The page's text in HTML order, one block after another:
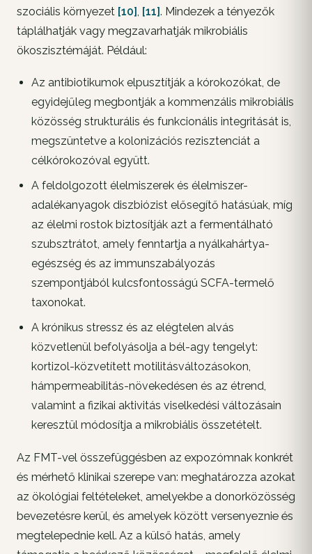
szociális környezet [10], [11]. Mindezek a tényezők
táplálhatják vagy megzavarhatják mikrobiális
ökoszisztémáját. Például:
Az antibiotikumok elpusztítják a kórokozókat, de
egyidejűleg megbontják a kommenzális mikrobiális
közösség strukturális és funkcionális integritását is,
megszüntetve a kolonizációs rezisztenciát a
célkórokozóval együtt.
A feldolgozott élelmiszerek és élelmiszer-
adalékanyagok diszbiózist elősegítő hatásúak, míg
az élelmi rostok biztosítják azt a fermentálható
szubsztrátot, amely fenntartja a nyálkahártya-
egészség és az immunszabályozás
szempontjából kulcsfontosságú SCFA-termelő
taxonokat.
A krónikus stressz és az elégtelen alvás
közvetlenül befolyásolja a bél-agy tengelyt:
kortizol-közvetített motilitásváltozásokon,
hámpermeabilitás-növekedésen és az étrend,
valamint a fizikai aktivitás viselkedési változásain
keresztül módosítja a mikrobiális összetételt.
Az FMT-vel összefüggésben az expozómnak konkrét
és mérhető klinikai szerepe van: meghatározza azokat
az ökológiai feltételeket, amelyekbe a donorközösség
bevezetésre kerül, és amelyek között versenyeznie és
megtelepednie kell. Az a külső hatás, amely